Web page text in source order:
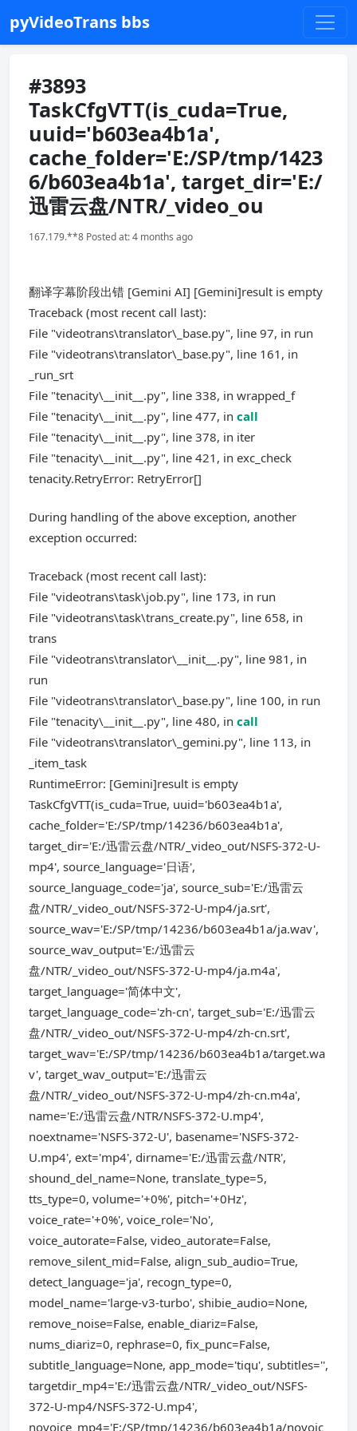
pyVideoTrans bbs
#3893
TaskCfgVTT(is_cuda=True,
uuid='b603ea4b1a',
cache_folder='E:/SP/tmp/1423
6/b603ea4b1a', target_dir='E:/
迅雷云盘/NTR/_video_ou
167.179.**8 Posted at: 4 months ago
翻译字幕阶段出错 [Gemini AI] [Gemini]result is empty
Traceback (most recent call last):
File "videotrans\translator\_base.py", line 97, in run
File "videotrans\translator\_base.py", line 161, in
_run_srt
File "tenacity\__init__.py", line 338, in wrapped_f
File "tenacity\__init__.py", line 477, in call
File "tenacity\__init__.py", line 378, in iter
File "tenacity\__init__.py", line 421, in exc_check
tenacity.RetryError: RetryError[]
During handling of the above exception, another
exception occurred:
Traceback (most recent call last):
File "videotrans\task\job.py", line 173, in run
File "videotrans\task\trans_create.py", line 658, in
trans
File "videotrans\translator\__init__.py", line 981, in
run
File "videotrans\translator\_base.py", line 100, in run
File "tenacity\__init__.py", line 480, in call
File "videotrans\translator\_gemini.py", line 113, in
_item_task
RuntimeError: [Gemini]result is empty
TaskCfgVTT(is_cuda=True, uuid='b603ea4b1a',
cache_folder='E:/SP/tmp/14236/b603ea4b1a',
target_dir='E:/迅雷云盘/NTR/_video_out/NSFS-372-U-
mp4', source_language='日语',
source_language_code='ja', source_sub='E:/迅雷云
盘/NTR/_video_out/NSFS-372-U-mp4/ja.srt',
source_wav='E:/SP/tmp/14236/b603ea4b1a/ja.wav',
source_wav_output='E:/迅雷云
盘/NTR/_video_out/NSFS-372-U-mp4/ja.m4a',
target_language='简体中文',
target_language_code='zh-cn', target_sub='E:/迅雷云
盘/NTR/_video_out/NSFS-372-U-mp4/zh-cn.srt',
target_wav='E:/SP/tmp/14236/b603ea4b1a/target.wa
v', target_wav_output='E:/迅雷云
盘/NTR/_video_out/NSFS-372-U-mp4/zh-cn.m4a',
name='E:/迅雷云盘/NTR/NSFS-372-U.mp4',
noextname='NSFS-372-U', basename='NSFS-372-
U.mp4', ext='mp4', dirname='E:/迅雷云盘/NTR',
shound_del_name=None, translate_type=5,
tts_type=0, volume='+0%', pitch='+0Hz',
voice_rate='+0%', voice_role='No',
voice_autorate=False, video_autorate=False,
remove_silent_mid=False, align_sub_audio=True,
detect_language='ja', recogn_type=0,
model_name='large-v3-turbo', shibie_audio=None,
remove_noise=False, enable_diariz=False,
nums_diariz=0, rephrase=0, fix_punc=False,
subtitle_language=None, app_mode='tiqu', subtitles='',
targetdir_mp4='E:/迅雷云盘/NTR/_video_out/NSFS-
372-U-mp4/NSFS-372-U.mp4',
novoice_mp4='E:/SP/tmp/14236/b603ea4b1a/novoic